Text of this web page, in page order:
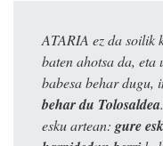
ATARIA ez da soilik
baten ahotsa da, eta
babesa behar dugu,
behar du Tolosaldea
esku artean: gure